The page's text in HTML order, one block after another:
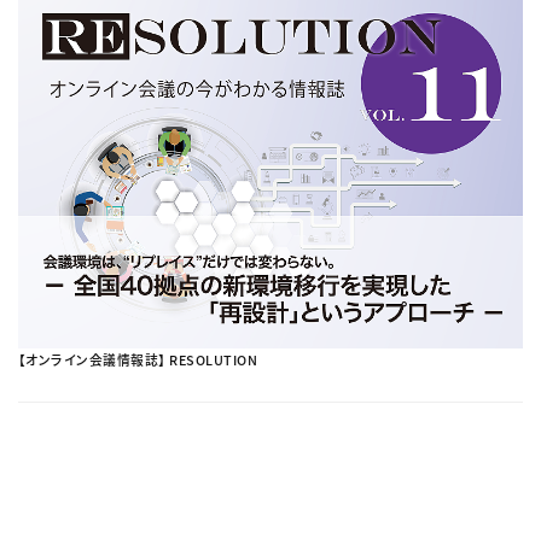
【オンライン会議情報誌】 RESOLUTION